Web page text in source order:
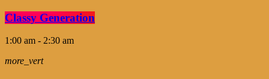
Classy Generation
1:00 am - 2:30 am
more_vert